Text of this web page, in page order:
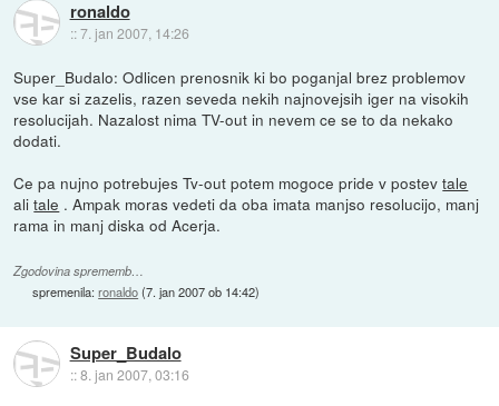
ronaldo
::7. jan 2007, 14:26
Super_Budalo: Odlicen prenosnik ki bo poganjal brez problemov
vse kar si zazelis, razen seveda nekih najnovejsih iger na visokih
resolucijah. Nazalost nima TV-out in nevem ce se to da nekako
dodati.
Ce pa nujno potrebujes Tv-out potem mogoce pride v postevtale
alitale . Ampak moras vedeti da oba imata manjso resolucijo, manj
rama in manj diska od Acerja.
Zgodovina sprememb…
spremenila:ronaldo(7. jan 2007 ob 14:42)
Super_Budalo
::8. jan 2007, 03:16